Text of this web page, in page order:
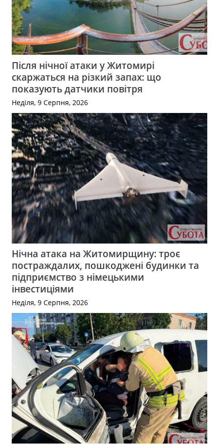
Після нічної атаки у Житомирі
скаржаться на різкий запах: що
показують датчики повітря
Неділя, 9 Серпня, 2026
Нічна атака на Житомирщину: троє
постраждалих, пошкоджені будинки та
підприємство з німецькими
інвестиціями
Неділя, 9 Серпня, 2026